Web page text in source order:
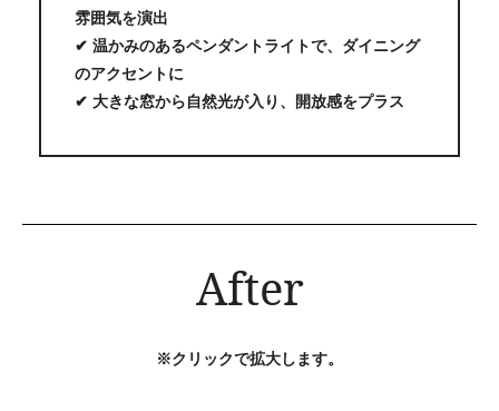
雰囲気を演出
✔ 温かみのあるペンダントライトで、ダイニング
のアクセントに
✔ 大きな窓から自然光が入り、開放感をプラス
After
※クリックで拡大します。